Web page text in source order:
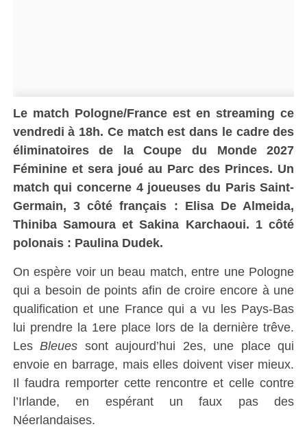
Le match Pologne/France est en streaming ce
vendredià 18h. Ce match est dans le cadre des
éliminatoires de la Coupe du Monde 2027
Féminine et sera joué au Parc des Princes. Un
match qui concerne 4 joueuses du Paris Saint-
Germain, 3 côté français : Elisa De Almeida,
Thiniba Samoura et Sakina Karchaoui. 1 côté
polonais : Paulina Dudek.
On espère voir un beau match, entre une Pologne
qui a besoin de points afin de croire encore à une
qualification et une France qui a vu les Pays-Bas
lui prendre la 1ere place lors de la dernière trêve.
LesBleues sont aujourd’hui 2es, une place qui
envoie en barrage, mais elles doivent viser mieux.
Il faudra remporter cette rencontre et celle contre
l’Irlande, en espérant un faux pas des
Néerlandaises.